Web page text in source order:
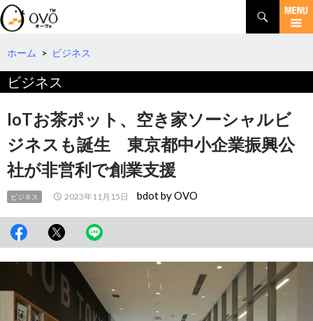
検
索
コ
テ
へ
移
動
ホーム > ビジネス
ビジネス
IoTお茶ポット、空き家ソーシャルビ
ジネスも誕生 東京都中小企業振興公
社が非営利で創業支援
ビジネス 2023年11月15日 bdot by OVO